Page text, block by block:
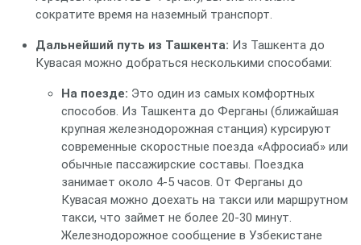
сократите время на наземный транспорт.
Дальнейший путь из Ташкента: Из Ташкента до
Кувасая можно добраться несколькими способами:
На поезде: Это один из самых комфортных
способов. Из Ташкента до Ферганы (ближайшая
крупная железнодорожная станция) курсируют
современные скоростные поезда «Афросиаб» или
обычные пассажирские составы. Поездка
занимает около 4-5 часов. От Ферганы до
Кувасая можно доехать на такси или маршрутном
такси, что займет не более 20-30 минут.
Железнодорожное сообщение в Узбекистане